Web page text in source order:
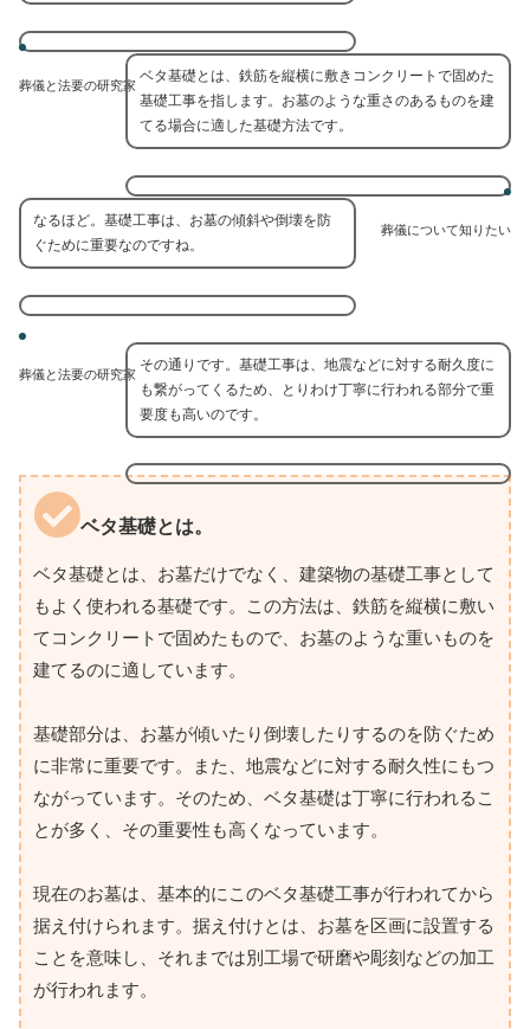
葬儀と法要の研究家
ベタ基礎とは、鉄筋を縦横に敷きコンクリートで固めた
基礎工事を指します。お墓のような重さのあるものを建
てる場合に適した基礎方法です。
葬儀について知りたい
なるほど。基礎工事は、お墓の傾斜や倒壊を防
ぐために重要なのですね。
葬儀と法要の研究家
その通りです。基礎工事は、地震などに対する耐久度に
も繋がってくるため、とりわけ丁寧に行われる部分で重
要度も高いのです。
ベタ基礎とは。
ベタ基礎とは、お墓だけでなく、建築物の基礎工事として
もよく使われる基礎です。この方法は、鉄筋を縦横に敷い
てコンクリートで固めたもので、お墓のような重いものを
建てるのに適しています。
基礎部分は、お墓が傾いたり倒壊したりするのを防ぐため
に非常に重要です。また、地震などに対する耐久性にもつ
ながっています。そのため、ベタ基礎は丁寧に行われるこ
とが多く、その重要性も高くなっています。
現在のお墓は、基本的にこのベタ基礎工事が行われてから
据え付けられます。据え付けとは、お墓を区画に設置する
ことを意味し、それまでは別工場で研磨や彫刻などの加工
が行われます。